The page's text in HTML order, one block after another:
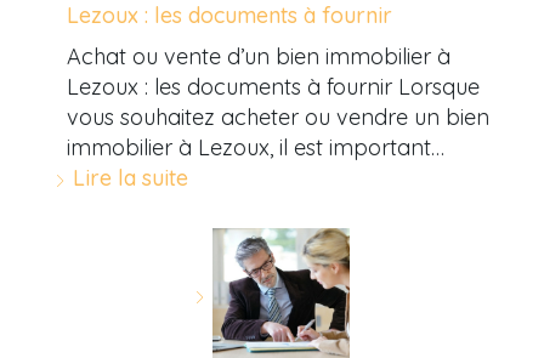
Lezoux : les documents à fournir
Achat ou vente d’un bien immobilier à
Lezoux : les documents à fournir Lorsque
vous souhaitez acheter ou vendre un bien
immobilier à Lezoux, il est important…
Lire la suite